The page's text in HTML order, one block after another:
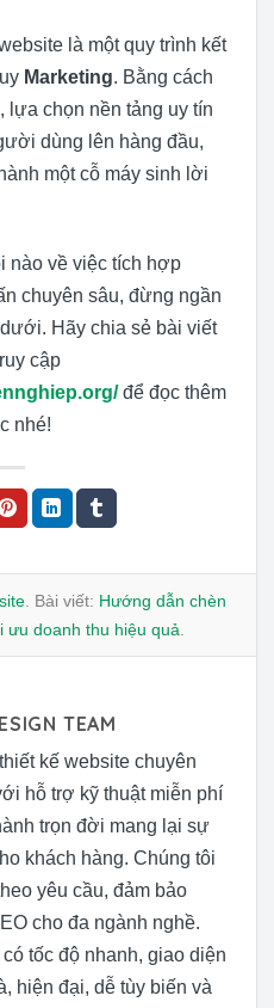
là một quy trình kết
Marketing. Bằng cách
chọn nền tảng uy tín
dùng lên hàng đầu,
một cỗ máy sinh lời
nào về việc tích hợp
chuyên sâu, đừng ngần
Hãy chia sẻ bài viết
cập
để đọc thêm
nhé!
. Bài viết: Hướng dẫn chèn
ưu doanh thu hiệu quả
TEAM
kế website chuyên
hỗ trợ kỹ thuật miễn phí
trọn đời mang lại sự
khách hàng. Chúng tôi
yêu cầu, đảm bảo
cho đa ngành nghề.
tốc độ nhanh, giao diện
hiện đại, dễ tùy biến và